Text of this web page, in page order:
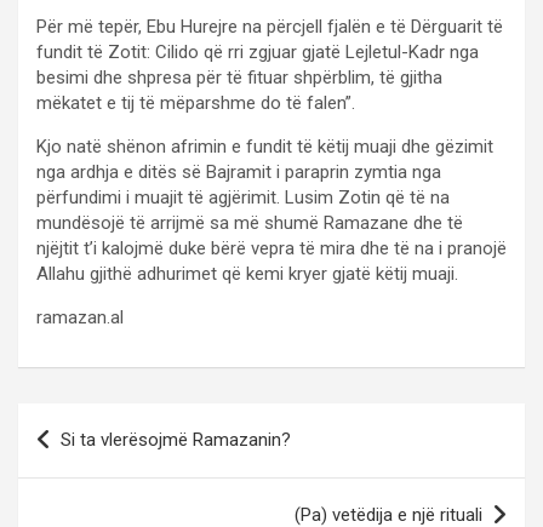
Për më tepër, Ebu Hurejre na përcjell fjalën e të Dërguarit të
fundit të Zotit: Cilido që rri zgjuar gjatë Lejletul-Kadr nga
besimi dhe shpresa për të fituar shpërblim, të gjitha
mëkatet e tij të mëparshme do të falen”.
Kjo natë shënon afrimin e fundit të këtij muaji dhe gëzimit
nga ardhja e ditës së Bajramit i paraprin zymtia nga
përfundimi i muajit të agjërimit. Lusim Zotin që të na
mundësojë të arrijmë sa më shumë Ramazane dhe të
njëjtit t’i kalojmë duke bërë vepra të mira dhe të na i pranojë
Allahu gjithë adhurimet që kemi kryer gjatë këtij muaji.
ramazan.al
Post
navigation
Si ta vlerësojmë Ramazanin?
(Pa) vetëdija e një rituali